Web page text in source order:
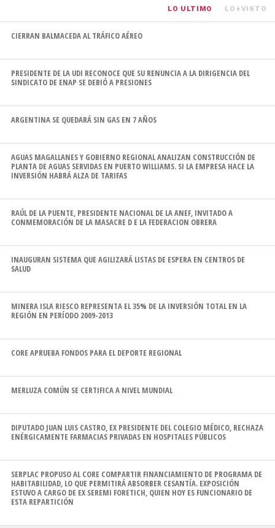
LO ULTIMO LO+VISTO
CIERRAN BALMACEDA AL TRÁFICO AÉREO
PRESIDENTE DE LA UDI RECONOCE QUE SU RENUNCIA A LA DIRIGENCIA DEL
SINDICATO DE ENAP SE DEBIÓ A PRESIONES
ARGENTINA SE QUEDARÁ SIN GAS EN 7 AÑOS
AGUAS MAGALLANES Y GOBIERNO REGIONAL ANALIZAN CONSTRUCCIÓN DE
PLANTA DE AGUAS SERVIDAS EN PUERTO WILLIAMS. SI LA EMPRESA HACE LA
INVERSIÓN HABRÁ ALZA DE TARIFAS
RAÚL DE LA PUENTE, PRESIDENTE NACIONAL DE LA ANEF, INVITADO A
CONMEMORACIÓN DE LA MASACRE D E LA FEDERACION OBRERA
INAUGURAN SISTEMA QUE AGILIZARÁ LISTAS DE ESPERA EN CENTROS DE
SALUD
MINERA ISLA RIESCO REPRESENTA EL 35% DE LA INVERSIÓN TOTAL EN LA
REGIÓN EN PERÍODO 2009-2013
CORE APRUEBA FONDOS PARA EL DEPORTE REGIONAL
MERLUZA COMÚN SE CERTIFICA A NIVEL MUNDIAL
DIPUTADO JUAN LUIS CASTRO, EX PRESIDENTE DEL COLEGIO MÉDICO, RECHAZA
ENÉRGICAMENTE FARMACIAS PRIVADAS EN HOSPITALES PÚBLICOS
SERPLAC PROPUSO AL CORE COMPARTIR FINANCIAMIENTO DE PROGRAMA DE
HABITABILIDAD, LO QUE PERMITIRÁ ABSORBER CESANTÍA. EXPOSICIÓN
ESTUVO A CARGO DE EX SEREMI FORETICH, QUIEN HOY ES FUNCIONARIO DE
ESTA REPARTICIÓN